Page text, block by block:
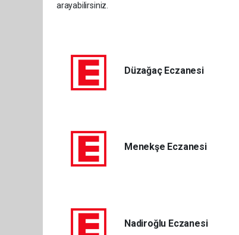
arayabilirsiniz.
Düzağaç Eczanesi
Menekşe Eczanesi
Nadiroğlu Eczanesi